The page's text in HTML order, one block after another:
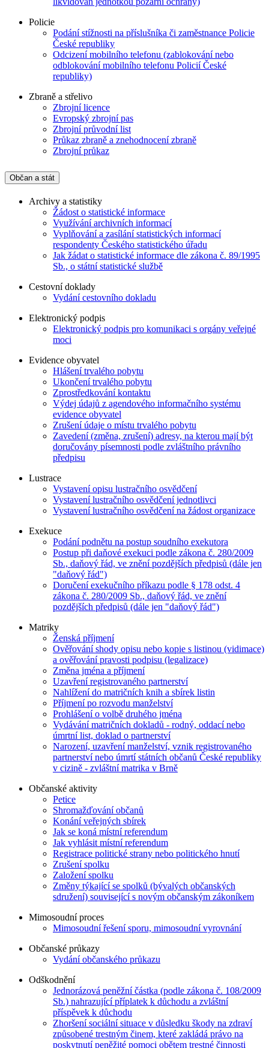
Policie
Podání stížnosti na příslušníka či zaměstnance Policie
České republiky
Odcizení mobilního telefonu (zablokování nebo
odblokování mobilního telefonu Policií České
republiky)
Zbraně a střelivo
Zbrojní licence
Evropský zbrojní pas
Zbrojní průvodní list
Průkaz zbraně a znehodnocení zbraně
Zbrojní průkaz
Občan a stát
Archivy a statistiky
Žádost o statistické informace
Využívání archivních informací
Vyplňování a zasílání statistických informací
respondenty Českého statistického úřadu
Jak žádat o statistické informace dle zákona č. 89/1995
Sb., o státní statistické službě
Cestovní doklady
Vydání cestovního dokladu
Elektronický podpis
Elektronický podpis pro komunikaci s orgány veřejné
moci
Evidence obyvatel
Hlášení trvalého pobytu
Ukončení trvalého pobytu
Zprostředkování kontaktu
Výdej údajů z agendového informačního systému
evidence obyvatel
Zrušení údaje o místu trvalého pobytu
Zavedení (změna, zrušení) adresy, na kterou mají být
doručovány písemnosti podle zvláštního právního
předpisu
Lustrace
Vystavení opisu lustračního osvědčení
Vystavení lustračního osvědčení jednotlivci
Vystavení lustračního osvědčení na žádost organizace
Exekuce
Podání podnětu na postup soudního exekutora
Postup při daňové exekuci podle zákona č. 280/2009
Sb., daňový řád, ve znění pozdějších předpisů (dále jen
"daňový řád")
Doručení exekučního příkazu podle § 178 odst. 4
zákona č. 280/2009 Sb., daňový řád, ve znění
pozdějších předpisů (dále jen "daňový řád")
Matriky
Ženská příjmení
Ověřování shody opisu nebo kopie s listinou (vidimace)
a ověřování pravosti podpisu (legalizace)
Změna jména a příjmení
Uzavření registrovaného partnerství
Nahlížení do matričních knih a sbírek listin
Příjmení po rozvodu manželství
Prohlášení o volbě druhého jména
Vydávání matričních dokladů - rodný, oddací nebo
úmrtní list, doklad o partnerství
Narození, uzavření manželství, vznik registrovaného
partnerství nebo úmrtí státních občanů České republiky
v cizině - zvláštní matrika v Brně
Občanské aktivity
Petice
Shromažďování občanů
Konání veřejných sbírek
Jak se koná místní referendum
Jak vyhlásit místní referendum
Registrace politické strany nebo politického hnutí
Zrušení spolku
Založení spolku
Změny týkající se spolků (bývalých občanských
sdružení) související s novým občanským zákoníkem
Mimosoudní proces
Mimosoudní řešení sporu, mimosoudní vyrovnání
Občanské průkazy
Vydání občanského průkazu
Odškodnění
Jednorázová peněžní částka (podle zákona č. 108/2009
Sb.) nahrazující příplatek k důchodu a zvláštní
příspěvek k důchodu
Zhoršení sociální situace v důsledku škody na zdraví
způsobené trestným činem, které zakládá právo na
poskytnutí peněžité pomoci obětem trestné činnosti